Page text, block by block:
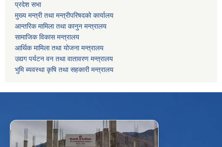
प्रदेश सभा
मुख्य मन्त्री तथा मन्त्रीपरिषदको कार्यालय
आन्तरिक मामिला तथा कानुन मन्त्रालय
सामाजिक विकास मन्त्रालय
आर्थिक मामिला तथा योजना मन्त्रालय
उद्यग पर्यटन वन तथा वातावरण मन्त्रालय
भुमि ब्यवस्था कृषि तथा सहकारी मन्त्रालय
f Facebook ⋯